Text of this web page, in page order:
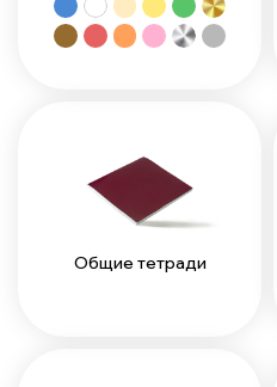
Общие тетради